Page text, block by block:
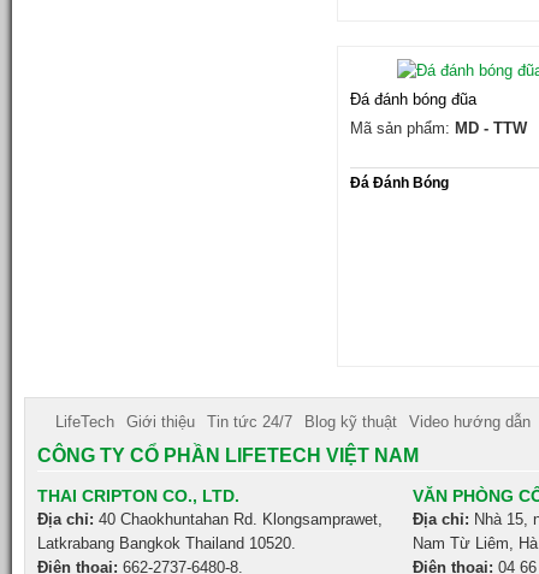
Đá đánh bóng đũa
Mã sản phẩm: MD - TTW
Đá Đánh Bóng
LifeTech Giới thiệu Tin tức 24/7 Blog kỹ thuật Video hướng dẫn
CÔNG TY CỔ PHẦN LIFETECH VIỆT NAM
THAI CRIPTON CO., LTD.
Địa chỉ: 40 Chaokhuntahan Rd. Klongsamprawet,
Latkrabang Bangkok Thailand 10520.
Điện thoại: 662-2737-6480-8.
VĂN PHÒNG
Địa chỉ: Nhà 15,
Nam Từ Liêm,
Điện thoại: 04